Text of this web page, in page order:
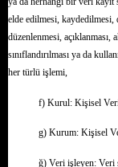
elde edilmesi, kaydedilmesi,
düzenlenmesi, açıklanması,
sınıflandırılması ya da
her türlü işlemi,
f) Kurul: Kişisel
g) Kurum: Kişisel
ğ) Veri işleyen: Veri